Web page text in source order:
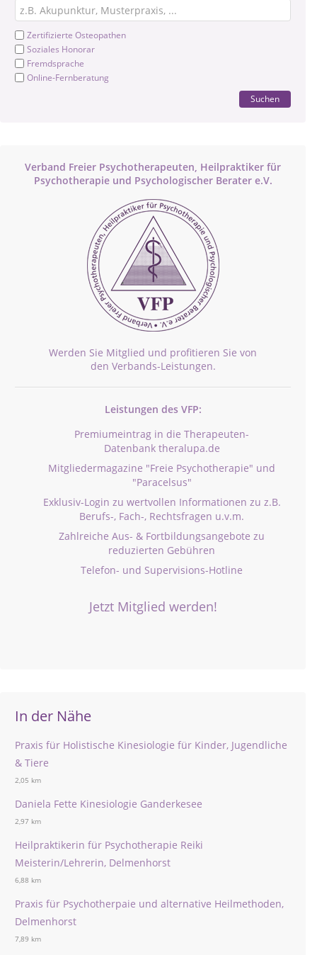
Zertifizierte Osteopathen
Soziales Honorar
Fremdsprache
Online-Fernberatung
Suchen
Verband Freier Psychotherapeuten, Heilpraktiker für
Psychotherapie und Psychologischer Berater e.V.
Werden Sie Mitglied und profitieren Sie von
den Verbands-Leistungen.
Leistungen des VFP:
Premiumeintrag in die Therapeuten-
Datenbank theralupa.de
Mitgliedermagazine "Freie Psychotherapie" und
"Paracelsus"
Exklusiv-Login zu wertvollen Informationen zu z.B.
Berufs-, Fach-, Rechtsfragen u.v.m.
Zahlreiche Aus- & Fortbildungsangebote zu
reduzierten Gebühren
Telefon- und Supervisions-Hotline
Jetzt Mitglied werden!
In der Nähe
Praxis für Holistische Kinesiologie für Kinder, Jugendliche
& Tiere
2,05 km
Daniela Fette Kinesiologie Ganderkesee
2,97 km
Heilpraktikerin für Psychotherapie Reiki
Meisterin/Lehrerin, Delmenhorst
6,88 km
Praxis für Psychotherpaie und alternative Heilmethoden,
Delmenhorst
7,89 km